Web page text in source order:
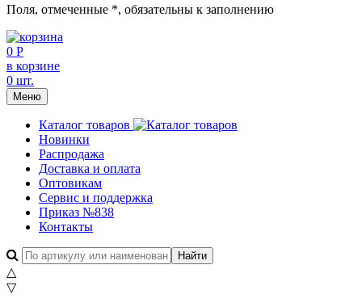
Поля, отмеченные *, обязательны к заполнению
0 Р
в корзине
0 шт.
Меню
Каталог товаров
Новинки
Распродажа
Доставка и оплата
Оптовикам
Сервис и поддержка
Приказ №838
Контакты
△
▽